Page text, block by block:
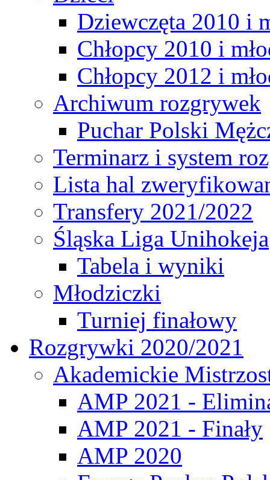
Dziewczęta 2010 i
Chłopcy 2010 i
Chłopcy 2012 i
Archiwum rozgrywek
Puchar Polski
Terminarz i system
Lista hal
Transfery 2021/2022
Śląska Liga Unihokeja
Tabela i wyniki
Młodziczki
Turniej finałowy
Rozgrywki 2020/2021
Akademickie
AMP 2021 -
AMP 2021 - Finały
AMP 2020